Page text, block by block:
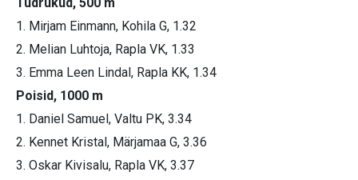
Tüdrukud, 500 m
1. Mirjam Einmann, Kohila G, 1.32
2. Melian Luhtoja, Rapla VK, 1.33
3. Emma Leen Lindal, Rapla KK, 1.34
Poisid, 1000 m
1. Daniel Samuel, Valtu PK, 3.34
2. Kennet Kristal, Märjamaa G, 3.36
3. Oskar Kivisalu, Rapla VK, 3.37